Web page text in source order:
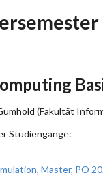
(Fakultät
Studiengänge:
Master, PO